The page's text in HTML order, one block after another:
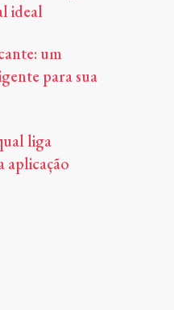
ideal
um
para sua
liga
aplicação